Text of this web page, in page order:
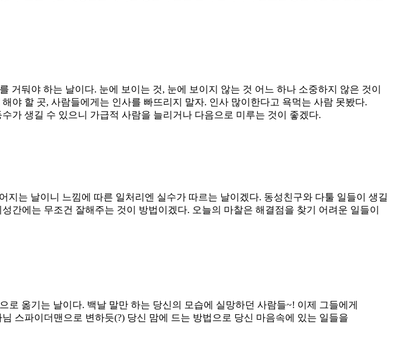
둬야 하는 날이다. 눈에 보이는 것, 눈에 보이지 않는 것 어느 하나 소중하지 않은 것이
야 할 곳, 사람들에게는 인사를 빠뜨리지 말자. 인사 많이한다고 욕먹는 사람 못봤다.
가 생길 수 있으니 가급적 사람을 늘리거나 다음으로 미루는 것이 좋겠다.
는 날이니 느낌에 따른 일처리엔 실수가 따르는 날이겠다. 동성친구와 다툴 일들이 생길
간에는 무조건 잘해주는 것이 방법이겠다. 오늘의 마찰은 해결점을 찾기 어려운 일들이
옮기는 날이다. 백날 말만 하는 당신의 모습에 실망하던 사람들~! 이제 그들에게
스파이더맨으로 변하듯(?) 당신 맘에 드는 방법으로 당신 마음속에 있는 일들을